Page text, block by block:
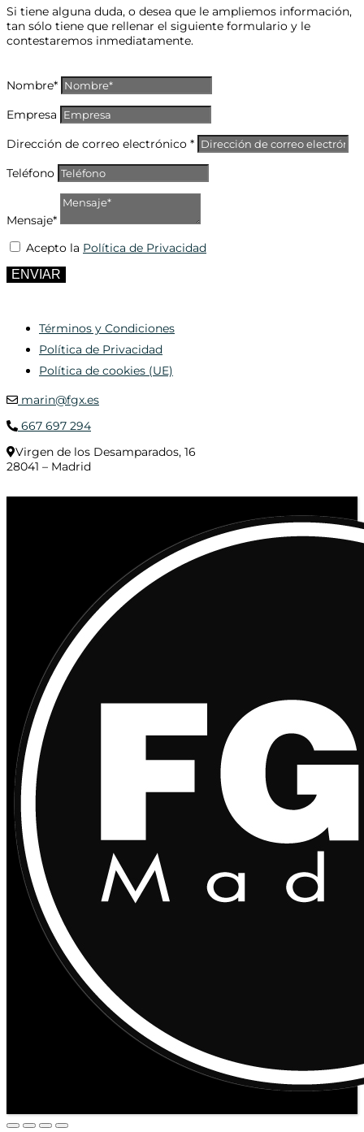
Si tiene alguna duda, o desea que le ampliemos información,
tan sólo tiene que rellenar el siguiente formulario y le
contestaremos inmediatamente.
Nombre*
Empresa
Dirección de correo electrónico *
Teléfono
Mensaje*
Acepto la Política de Privacidad
ENVIAR
Términos y Condiciones
Política de Privacidad
Política de cookies (UE)
marin@fgx.es
667 697 294
Virgen de los Desamparados, 16
28041 – Madrid